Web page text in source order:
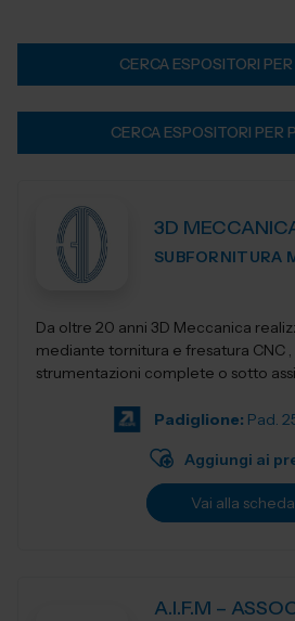
CERCA ESPOSITORI
CERCA ESPOSITORI PER
3D
SUBFORNITURA
Da oltre 20 anni 3D Meccanica
mediante tornitura e fresatura CNC
strumentazioni complete o sotto
Padiglione: Pad.
Aggiungi ai
Vai alla scheda
A.I.F.M –